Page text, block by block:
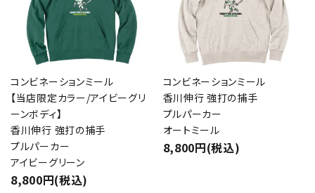
コンビネーションミール
【当店限定カラー/アイビーグリ
ーンボディ】
香川伸行 強打の捕手
プルパーカー
アイビーグリーン
8,800円(税込)
コンビネーションミール
香川伸行 強打の捕手
プルパーカー
オートミール
8,800円(税込)